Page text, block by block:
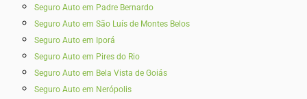
Seguro Auto em Padre Bernardo
Seguro Auto em São Luís de Montes Belos
Seguro Auto em Iporá
Seguro Auto em Pires do Rio
Seguro Auto em Bela Vista de Goiás
Seguro Auto em Nerópolis